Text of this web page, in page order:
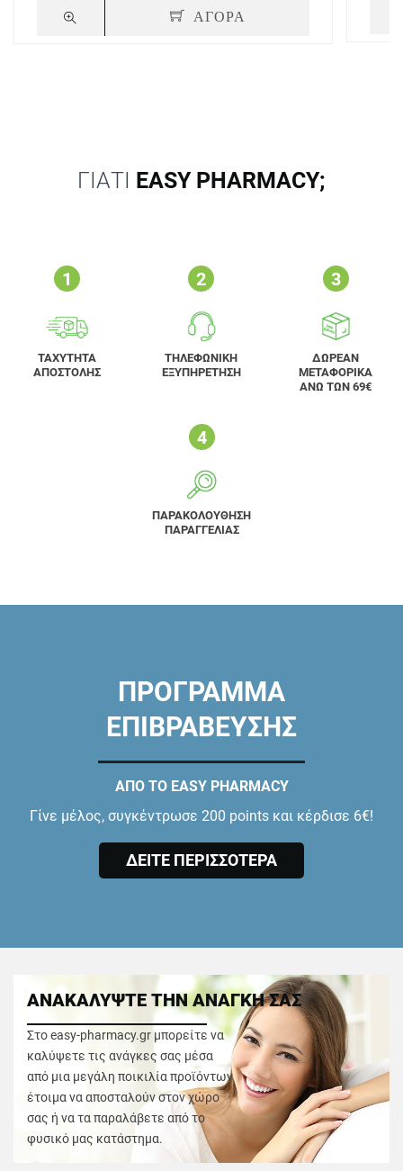
ΑΓΟΡΑ
ΓΙΑΤΙ EASY PHARMACY;
ΤΑΧΥΤΗΤΑ
ΑΠΟΣΤΟΛΗΣ
ΤΗΛΕΦΩΝΙΚΗ
ΕΞΥΠΗΡΕΤΗΣΗ
ΔΩΡΕΑΝ
ΜΕΤΑΦΟΡΙΚΑ
ΑΝΩ ΤΩΝ 69€
ΠΑΡΑΚΟΛΟΥΘΗΣΗ
ΠΑΡΑΓΓΕΛΙΑΣ
ΠΡΟΓΡΑΜΜΑ
ΕΠΙΒΡΑΒΕΥΣΗΣ
ΑΠΟ ΤΟ EASY PHARMACY
Γίνε μέλος, συγκέντρωσε 200 points και κέρδισε 6€!
ΔΕΙΤΕ ΠΕΡΙΣΣΟΤΕΡΑ
ΑΝΑΚΑΛΥΨΤΕ ΤΗΝ ΑΝΑΓΚΗ ΣΑΣ
Στο easy-pharmacy.gr μπορείτε να
καλύψετε τις ανάγκες σας μέσα
από μια μεγάλη ποικιλία προϊόντων
έτοιμα να αποσταλούν στον χώρο
σας ή να τα παραλάβετε από το
φυσικό μας κατάστημα.